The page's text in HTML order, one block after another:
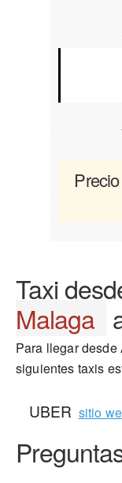
Taxi
Malaga
Para llegar
siguientes taxis
UBER sitio